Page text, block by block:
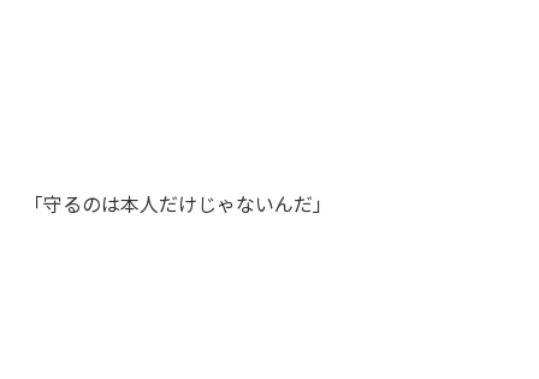
「守るのは本人だけじゃないんだ」